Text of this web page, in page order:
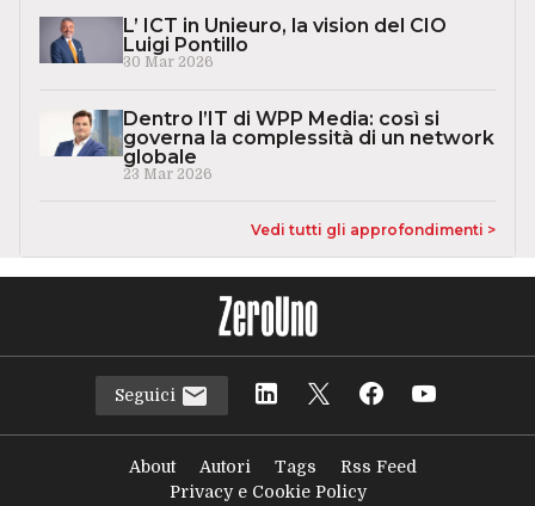
L’ ICT in Unieuro, la vision del CIO
Luigi Pontillo
30 Mar 2026
Dentro l’IT di WPP Media: così si
governa la complessità di un network
globale
23 Mar 2026
Vedi tutti gli approfondimenti >
Seguici
About Autori Tags
Rss Feed
Privacy e Cookie Policy